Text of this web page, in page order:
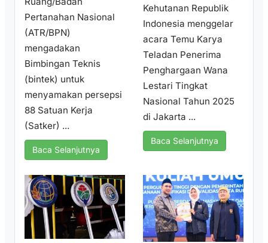
Pertanahan Nasional
(ATR/BPN)
mengadakan
Bimbingan Teknis
(bintek) untuk
menyamakan persepsi
88 Satuan Kerja
(Satker) ...
Baca Selanjutnya
Kehutanan Republik
Indonesia menggelar
acara Temu Karya
Teladan Penerima
Penghargaan Wana
Lestari Tingkat
Nasional Tahun 2025
di Jakarta ...
Baca Selanjutnya